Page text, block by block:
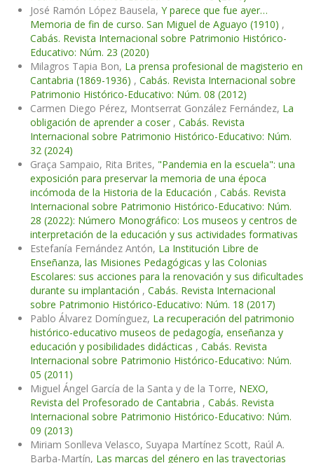
José Ramón López Bausela, Y parece que fue ayer…
Memoria de fin de curso. San Miguel de Aguayo (1910) ,
Cabás. Revista Internacional sobre Patrimonio Histórico-
Educativo: Núm. 23 (2020)
Milagros Tapia Bon, La prensa profesional de magisterio en
Cantabria (1869-1936) , Cabás. Revista Internacional sobre
Patrimonio Histórico-Educativo: Núm. 08 (2012)
Carmen Diego Pérez, Montserrat González Fernández, La
obligación de aprender a coser , Cabás. Revista
Internacional sobre Patrimonio Histórico-Educativo: Núm.
32 (2024)
Graça Sampaio, Rita Brites, "Pandemia en la escuela": una
exposición para preservar la memoria de una época
incómoda de la Historia de la Educación , Cabás. Revista
Internacional sobre Patrimonio Histórico-Educativo: Núm.
28 (2022): Número Monográfico: Los museos y centros de
interpretación de la educación y sus actividades formativas
Estefanía Fernández Antón, La Institución Libre de
Enseñanza, las Misiones Pedagógicas y las Colonias
Escolares: sus acciones para la renovación y sus dificultades
durante su implantación , Cabás. Revista Internacional
sobre Patrimonio Histórico-Educativo: Núm. 18 (2017)
Pablo Álvarez Domínguez, La recuperación del patrimonio
histórico-educativo museos de pedagogía, enseñanza y
educación y posibilidades didácticas , Cabás. Revista
Internacional sobre Patrimonio Histórico-Educativo: Núm.
05 (2011)
Miguel Ángel García de la Santa y de la Torre, NEXO,
Revista del Profesorado de Cantabria , Cabás. Revista
Internacional sobre Patrimonio Histórico-Educativo: Núm.
09 (2013)
Miriam Sonlleva Velasco, Suyapa Martínez Scott, Raúl A.
Barba-Martín, Las marcas del género en las trayectorias